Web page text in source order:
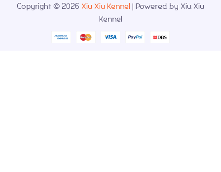
Copyright © 2026 Xiu Xiu Kennel | Powered by Xiu Xiu
Kennel